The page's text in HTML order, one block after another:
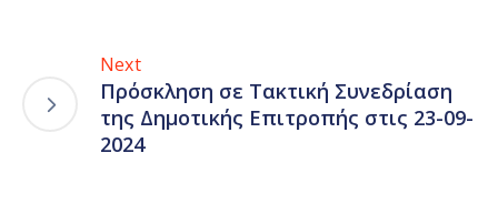
Next
Πρόσκληση σε Τακτική Συνεδρίαση
της Δημοτικής Επιτροπής στις 23-09-
2024